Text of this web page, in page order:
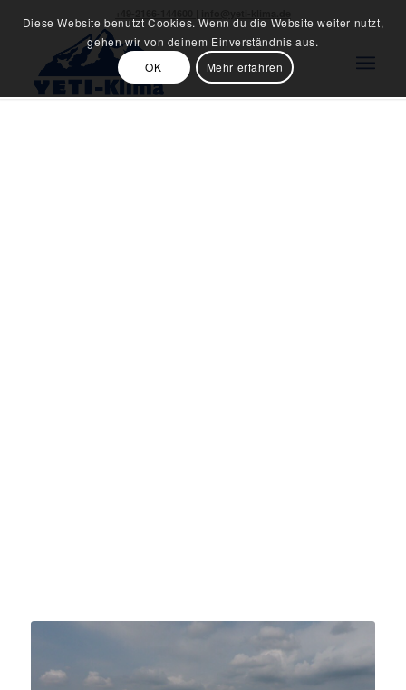
Diese Website benutzt Cookies. Wenn du die Website weiter nutzt,
gehen wir von deinem Einverständnis aus.
OK
Mehr erfahren